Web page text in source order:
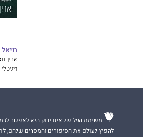
רויאל 3 - ארמון מעוות
ארין
דיגיטלי
משימת העל של אינדיבוק היא לאפשר
להפיץ לעולם את הסיפורים והמסרים שלהם,